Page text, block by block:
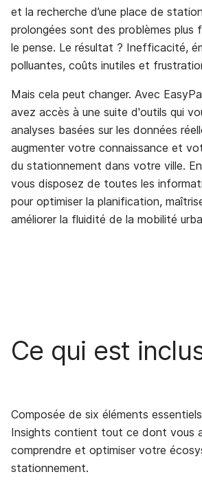
et la recherche d’une place de
prolongées sont des problèmes plus
le pense. Le résultat ? Inefficacité,
polluantes, coûts inutiles et
Mais cela peut changer. Avec
avez accès à une suite d'outils qui
analyses basées sur les données
augmenter votre connaissance et
du stationnement dans votre ville.
vous disposez de toutes les
pour optimiser la planification,
améliorer la fluidité de la mobilité
Ce qui est
Composée de six éléments
Insights contient tout ce dont vous
comprendre et optimiser votre
stationnement.